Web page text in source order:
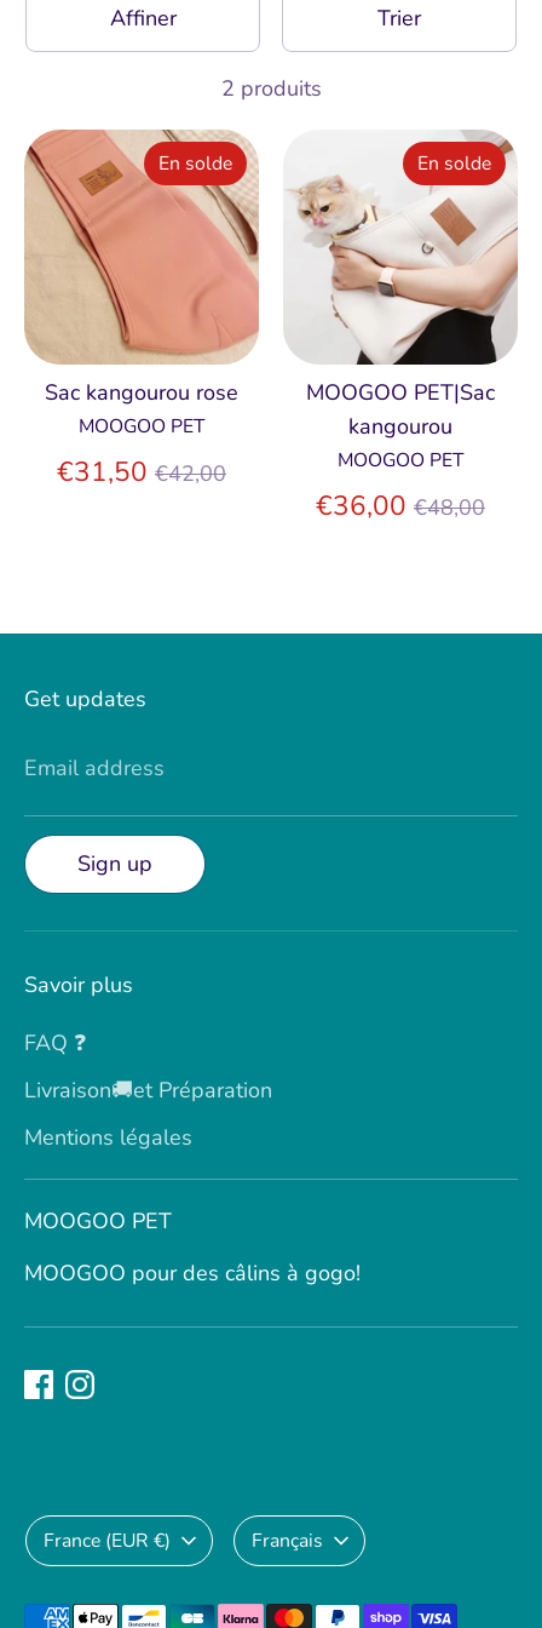
Affiner Trier
2 produits
Sac kangourou rose
MOOGOO PET
€31,50 Prix
€42,00
En solde
MOOGOO PET|Sac
kangourou
MOOGOO PET
€36,00 Prix
€48,00
En solde
Get updates
Email address
Sign up
Savoir plus
FAQ ❓
Livraison🚚et Préparation
Mentions légales
MOOGOO PET
MOOGOO pour des câlins à gogo!
Devise
France (EUR €) Langue
Français
Méthodes